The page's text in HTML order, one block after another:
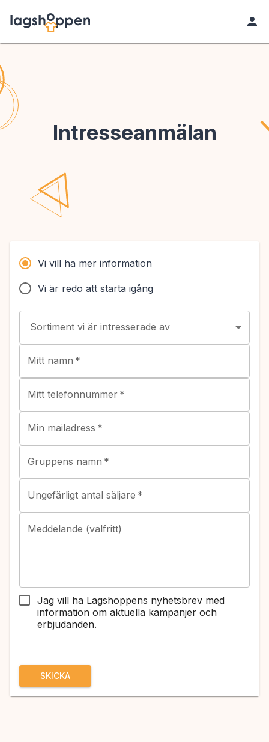
Intresseanmälan
Vi vill ha mer information
Vi är redo att starta igång
Sortiment vi är intresserade av
Mitt namn *
Mitt telefonnummer *
Min mailadress *
Gruppens namn *
Ungefärligt antal säljare *
Meddelande (valfritt)
Jag vill ha Lagshoppens nyhetsbrev med
information om aktuella kampanjer och
erbjudanden.
SKICKA